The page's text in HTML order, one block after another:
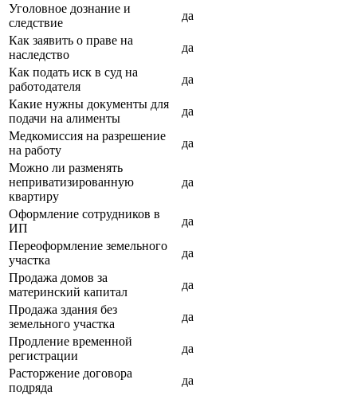
Уголовное дознание и
следствие
да
Как заявить о праве на
наследство
да
Как подать иск в суд на
работодателя
да
Какие нужны документы для
подачи на алименты
да
Медкомиссия на разрешение
на работу
да
Можно ли разменять
неприватизированную
квартиру
да
Оформление сотрудников в
ИП
да
Переоформление земельного
участка
да
Продажа домов за
материнский капитал
да
Продажа здания без
земельного участка
да
Продление временной
регистрации
да
Расторжение договора
подряда
да